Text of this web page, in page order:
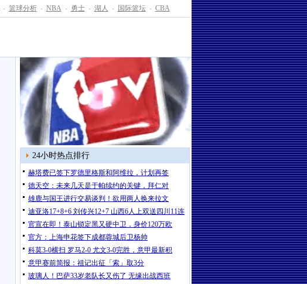
- 篮球分析 - NBA - 勇士 - 湖人 - 国际篮坛 - CBA
24小时热点排行
赫塔费已签下罗德里格斯和阿维拉，计划再签
德天空：未来几天是于帕续约的关键，拜仁对
雄鹿与国王进行交易谈判！欲用两人换来拉文
迪亚洛17+8+6 刘传兴12+7 山西6人上双送四川11连
官宣在即！泰山锁定黑又硬中卫，身价120万欧
官方：上海申花签下成都蓉城后卫杨帅
科莫3-0横扫 罗马2-0 尤文3-0完胜，意甲最新积
意甲赛前简报：祖记出征「索」取3分
玻璃人！巴萨33岁老队长又伤了 无缘出战西班